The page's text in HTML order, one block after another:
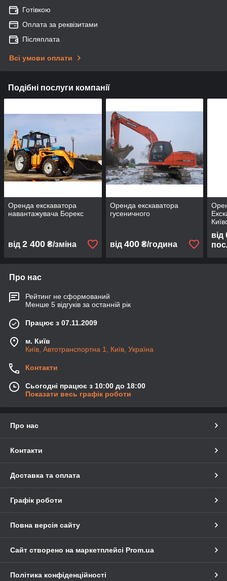
Готівкою
Оплата за реквізитами
Післяплата
Всі умови оплати
Подібні послуги компанії
Оренда екскаватора
навантажувача Борекс
від 2 400 ₴/зміна
Оренда екскаватора
гусеничного
від 400₴/година
від
Про нас
Рейтинг не сформований
Менше 5 відгуків за останній рік
Працює з 07.11.2009
м. Київ
Київ, Автотранспортна 1, Київ, Україна
Контакти
Сьогодні працює з 10:00 до 18:00
Показати весь графік роботи
Про нас
Контакти
Доставка та оплата
Графік роботи
Повна версія сайту
Сайт створено на маркетплейсі Prom.ua
Політика конфіденційності